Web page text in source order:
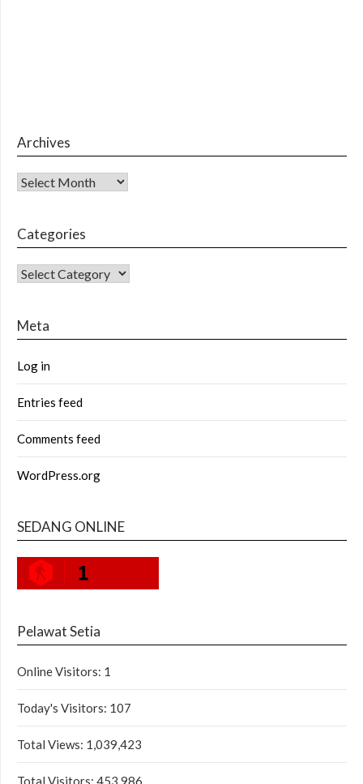
Archives
Archives
Categories
CATEGORIES
Meta
Log in
Entries feed
Comments feed
WordPress.org
SEDANG ONLINE
1
Pelawat Setia
Online Visitors: 1
Today's Visitors: 107
Total Views: 1,039,423
Total Visitors: 453,986